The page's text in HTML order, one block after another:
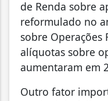
de Renda sobre
reformulado no
sobre Operações
alíquotas sobre
aumentaram em
Outro fator